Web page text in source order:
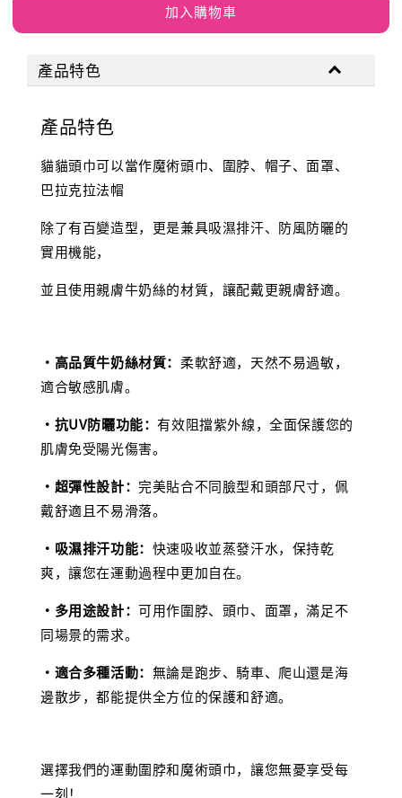
加入購物車
產品特色
產品特色
貓貓頭巾可以當作魔術頭巾、圍脖、帽子、面罩、
巴拉克拉法帽
除了有百變造型，更是兼具吸濕排汗、防風防曬的
實用機能，
並且使用親膚牛奶絲的材質，讓配戴更親膚舒適。
‧高品質牛奶絲材質： 柔軟舒適，天然不易過敏，
適合敏感肌膚。
‧抗UV防曬功能：有效阻擋紫外線，全面保護您的
肌膚免受陽光傷害。
‧超彈性設計： 完美貼合不同臉型和頭部尺寸，佩
戴舒適且不易滑落。
‧吸濕排汗功能： 快速吸收並蒸發汗水，保持乾
爽，讓您在運動過程中更加自在。
‧多用途設計：可用作圍脖、頭巾、面罩，滿足不
同場景的需求。
‧適合多種活動： 無論是跑步、騎車、爬山還是海
邊散步，都能提供全方位的保護和舒適。
選擇我們的運動圍脖和魔術頭巾，讓您無憂享受每
一刻！